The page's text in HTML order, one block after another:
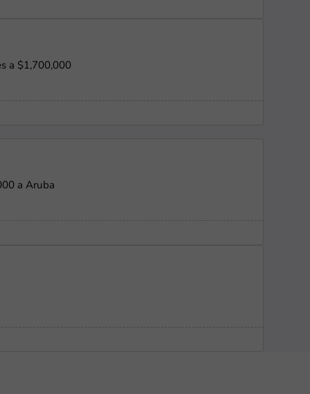
a $1,700,000
a Aruba